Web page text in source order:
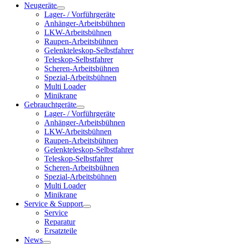
Neugeräte
Lager- / Vorführgeräte
Anhänger-Arbeitsbühnen
LKW-Arbeitsbühnen
Raupen-Arbeitsbühnen
Gelenkteleskop-Selbstfahrer
Teleskop-Selbstfahrer
Scheren-Arbeitsbühnen
Spezial-Arbeitsbühnen
Multi Loader
Minikrane
Gebrauchtgeräte
Lager- / Vorführgeräte
Anhänger-Arbeitsbühnen
LKW-Arbeitsbühnen
Raupen-Arbeitsbühnen
Gelenkteleskop-Selbstfahrer
Teleskop-Selbstfahrer
Scheren-Arbeitsbühnen
Spezial-Arbeitsbühnen
Multi Loader
Minikrane
Service & Support
Service
Reparatur
Ersatzteile
News